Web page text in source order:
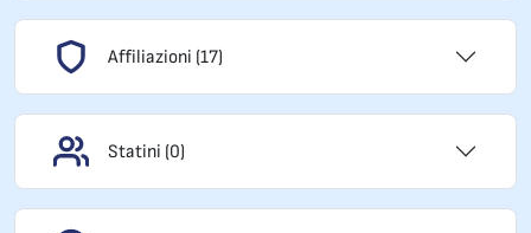
Affiliazioni (17)
Statini (0)